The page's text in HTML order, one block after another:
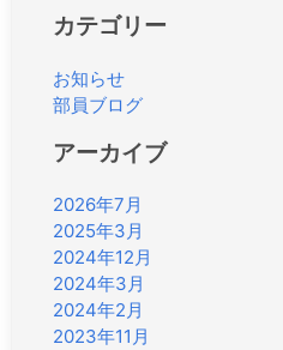
カテゴリー
お知らせ
部員ブログ
アーカイブ
2026年7月
2025年3月
2024年12月
2024年3月
2024年2月
2023年11月